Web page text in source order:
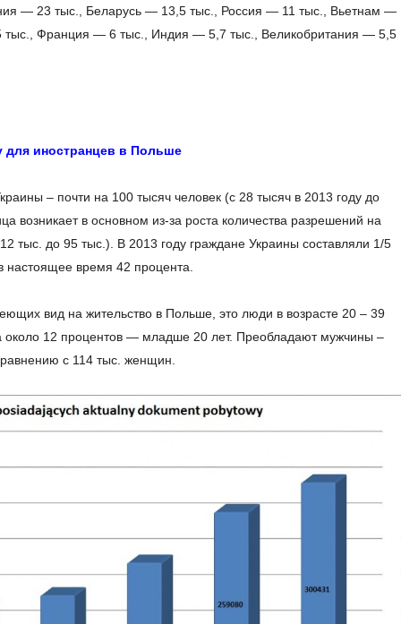
— 23 тыс., Беларусь — 13,5 тыс., Россия — 11 тыс., Вьетнам —
Франция — 6 тыс., Индия — 5,7 тыс., Великобритания — 5,5
для иностранцев в Польше
– почти на 100 тысяч человек (с 28 тысяч в 2013 году до
возникает в основном из-за роста количества разрешений на
тыс. до 95 тыс.). В 2013 году граждане Украины составляли 1/5
время 42 процента.
вид на жительство в Польше, это люди в возрасте 20 – 39
около 12 процентов — младше 20 лет. Преобладают мужчины –
с 114 тыс. женщин.